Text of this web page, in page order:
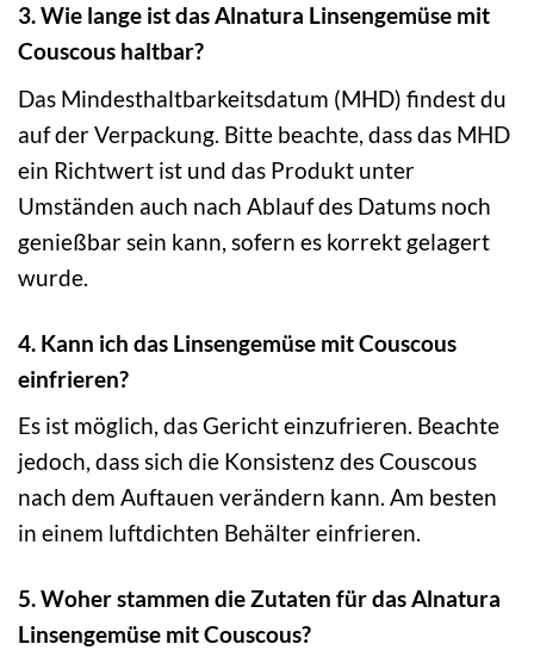
3. Wie lange ist das Alnatura Linsengemüse mit
Couscous haltbar?
Das Mindesthaltbarkeitsdatum (MHD) findest du
auf der Verpackung. Bitte beachte, dass das MHD
ein Richtwert ist und das Produkt unter
Umständen auch nach Ablauf des Datums noch
genießbar sein kann, sofern es korrekt gelagert
wurde.
4. Kann ich das Linsengemüse mit Couscous
einfrieren?
Es ist möglich, das Gericht einzufrieren. Beachte
jedoch, dass sich die Konsistenz des Couscous
nach dem Auftauen verändern kann. Am besten
in einem luftdichten Behälter einfrieren.
5. Woher stammen die Zutaten für das Alnatura
Linsengemüse mit Couscous?